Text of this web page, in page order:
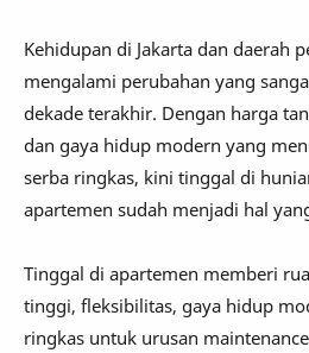
Kehidupan di Jakarta dan daerah
mengalami perubahan yang
dekade terakhir. Dengan harga
dan gaya hidup modern yang
serba ringkas, kini tinggal di
apartemen sudah menjadi hal
Tinggal di apartemen memberi
tinggi, fleksibilitas, gaya hidup
ringkas untuk urusan